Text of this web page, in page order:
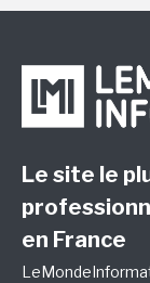
Le site le
en France